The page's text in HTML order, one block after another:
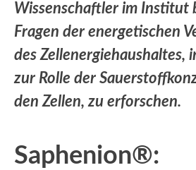
Wissenschaftler im Institut
Fragen der energetischen
des Zellenergiehaushaltes,
zur Rolle der
den Zellen, zu erforschen.
Saphenion®: